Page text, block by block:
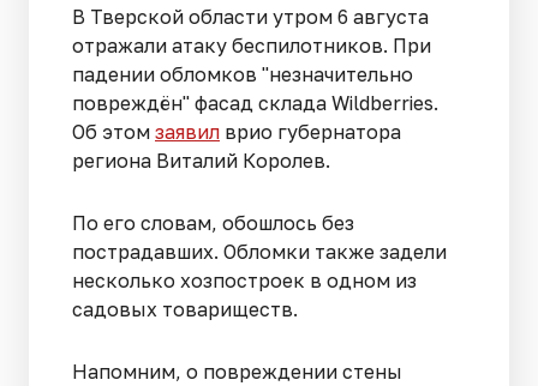
В Тверской области утром 6 августа
отражали атаку беспилотников. При
падении обломков "незначительно
повреждён" фасад склада Wildberries.
Об этом заявил врио губернатора
региона Виталий Королев.
По его словам, обошлось без
пострадавших. Обломки также задели
несколько хозпостроек в одном из
садовых товариществ.
Напомним, о повреждении стены